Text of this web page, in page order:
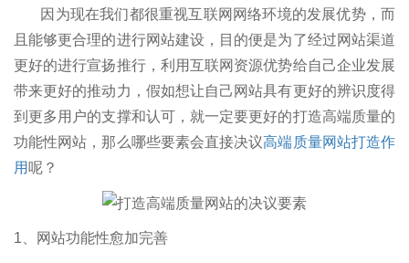
因为现在我们都很重视互联网网络环境的发展优势，而
且能够更合理的进行网站建设，目的便是为了经过网站渠道
更好的进行宣扬推行，利用互联网资源优势给自己企业发展
带来更好的推动力，假如想让自己网站具有更好的辨识度得
到更多用户的支撑和认可，就一定要更好的打造高端质量的
功能性网站，那么哪些要素会直接决议高端质量网站打造作
用 呢？
1、网站功能性愈加完善